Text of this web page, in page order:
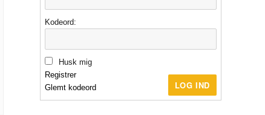
Kodeord:
Husk mig
LOG IND
Registrer
Glemt kodeord